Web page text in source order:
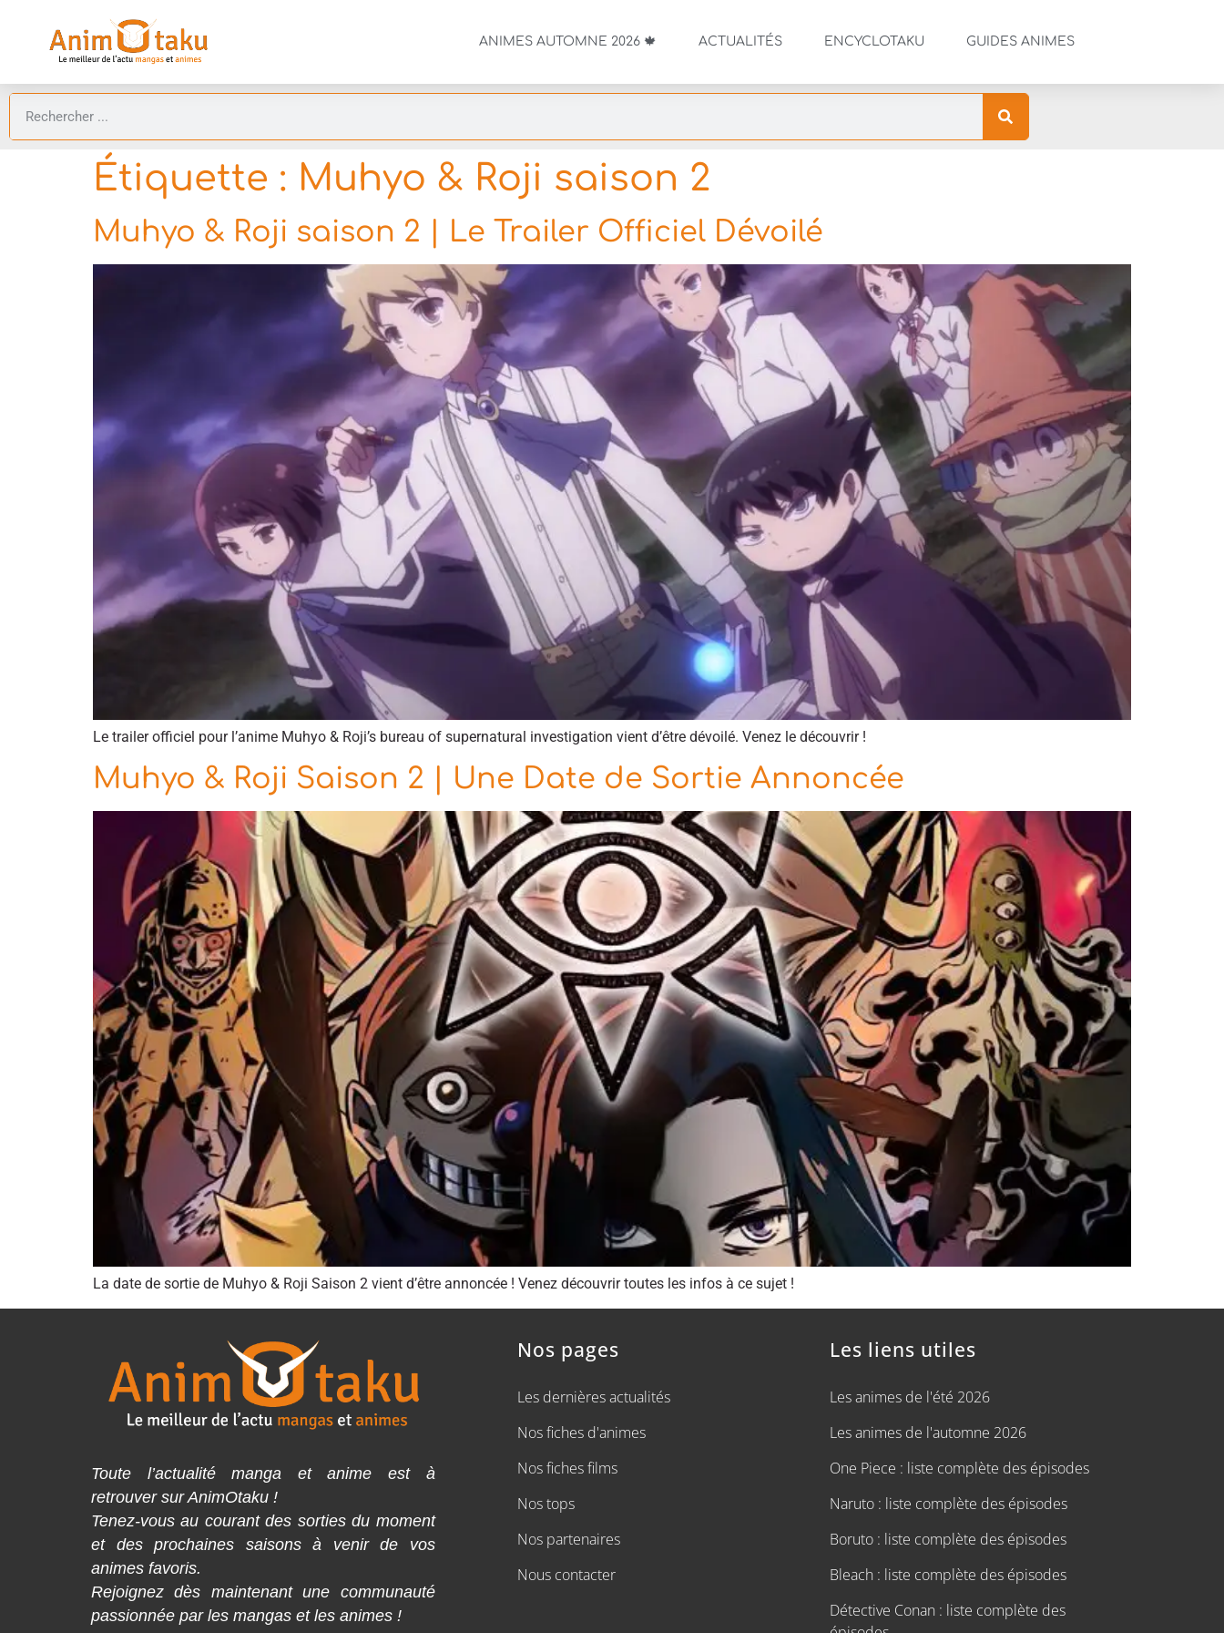
ANIMES AUTOMNE 2026 🍁 ACTUALITÉS ENCYCLOTAKU GUIDES ANIMES
Étiquette : Muhyo & Roji saison 2
Muhyo & Roji saison 2 | Le Trailer Officiel Dévoilé
Le trailer officiel pour l’anime Muhyo & Roji’s bureau of supernatural investigation vient d’être dévoilé. Venez le découvrir !
Muhyo & Roji Saison 2 | Une Date de Sortie Annoncée
La date de sortie de Muhyo & Roji Saison 2 vient d’être annoncée ! Venez découvrir toutes les infos à ce sujet !
Toute l’actualité manga et anime est à
retrouver sur AnimOtaku !
Tenez-vous au courant des sorties du moment
et des prochaines saisons à venir de vos
animes favoris.
Rejoignez dès maintenant une communauté
passionnée par les mangas et les animes !
Nos pages
Les dernières actualités
Nos fiches d'animes
Nos fiches films
Nos tops
Nos partenaires
Nous contacter
Les liens utiles
Les animes de l'été 2026
Les animes de l'automne 2026
One Piece : liste complète des épisodes
Naruto : liste complète des épisodes
Boruto : liste complète des épisodes
Bleach : liste complète des épisodes
Détective Conan : liste complète des